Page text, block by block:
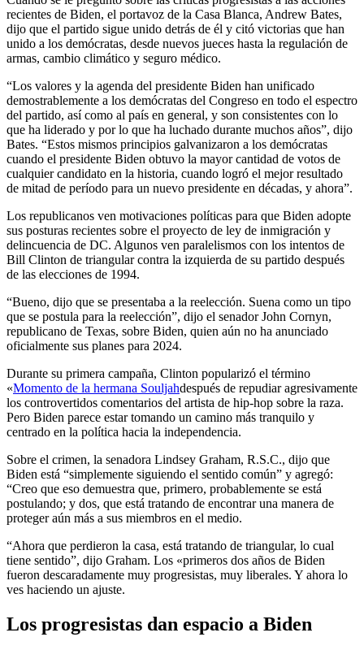
recientes de Biden, el portavoz de la Casa Blanca, Andrew Bates,
dijo que el partido sigue unido detrás de él y citó victorias que han
unido a los demócratas, desde nuevos jueces hasta la regulación de
armas, cambio climático y seguro médico.
“Los valores y la agenda del presidente Biden han unificado
demostrablemente a los demócratas del Congreso en todo el espectro
del partido, así como al país en general, y son consistentes con lo
que ha liderado y por lo que ha luchado durante muchos años”, dijo
Bates. “Estos mismos principios galvanizaron a los demócratas
cuando el presidente Biden obtuvo la mayor cantidad de votos de
cualquier candidato en la historia, cuando logró el mejor resultado
de mitad de período para un nuevo presidente en décadas, y ahora”.
Los republicanos ven motivaciones políticas para que Biden adopte
sus posturas recientes sobre el proyecto de ley de inmigración y
delincuencia de DC. Algunos ven paralelismos con los intentos de
Bill Clinton de triangular contra la izquierda de su partido después
de las elecciones de 1994.
“Bueno, dijo que se presentaba a la reelección. Suena como un tipo
que se postula para la reelección”, dijo el senador John Cornyn,
republicano de Texas, sobre Biden, quien aún no ha anunciado
oficialmente sus planes para 2024.
Durante su primera campaña, Clinton popularizó el término
«Momento de la hermana Souljahdespués de repudiar agresivamente
los controvertidos comentarios del artista de hip-hop sobre la raza.
Pero Biden parece estar tomando un camino más tranquilo y
centrado en la política hacia la independencia.
Sobre el crimen, la senadora Lindsey Graham, R.S.C., dijo que
Biden está “simplemente siguiendo el sentido común” y agregó:
“Creo que eso demuestra que, primero, probablemente se está
postulando; y dos, que está tratando de encontrar una manera de
proteger aún más a sus miembros en el medio.
“Ahora que perdieron la casa, está tratando de triangular, lo cual
tiene sentido”, dijo Graham. Los «primeros dos años de Biden
fueron descaradamente muy progresistas, muy liberales. Y ahora lo
ves haciendo un ajuste.
Los progresistas dan espacio a Biden